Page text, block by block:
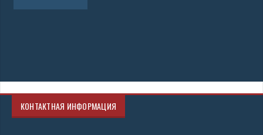
КОНТАКТНАЯ ИНФОРМАЦИЯ